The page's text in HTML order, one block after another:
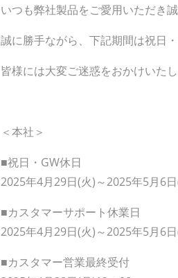
いつも弊社製品をご愛用いただき
誠に勝手ながら、下記期間は祝日
皆様には大変ご迷惑をおかけいた
＜本社＞
■祝日・GW休日
2025年4月29日(火)～2025年5月6
■カスタマーサポート休業日
2025年4月29日(火)～2025年5月6
■カスタマー営業最終受付